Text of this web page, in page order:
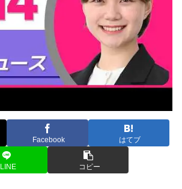
Facebook はてブ
LINE コピー